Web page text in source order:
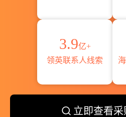
3.9亿+
领英联系人线索
立即查看